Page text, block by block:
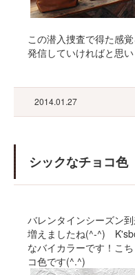
この潜入捜査で得た感
発信していければと思
2014.01.27
シックなチョコ色
バレンタインシーズン
増えましたね(^-^)
なバイカラーです！こ
コ色です(^.^)